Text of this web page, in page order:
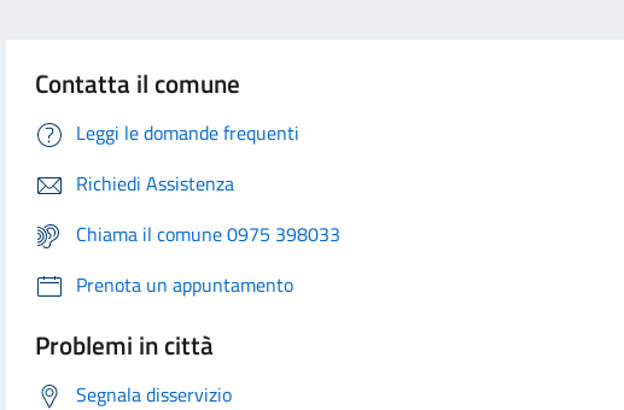
Contatta il comune
Leggi le domande frequenti
Richiedi Assistenza
Chiama il comune 0975 398033
Prenota un appuntamento
Problemi in città
Segnala disservizio